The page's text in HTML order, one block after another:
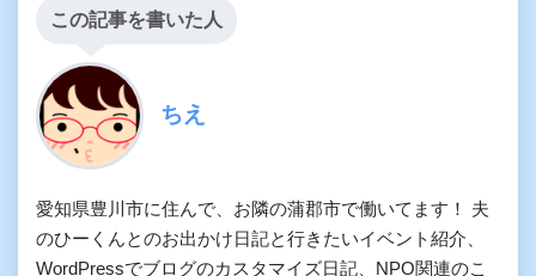
この記事を書いた人
ちえ
愛知県豊川市に住んで、お隣の蒲郡市で働いてます！ 夫
のひーくんとのお出かけ日記と行きたいイベント紹介、
WordPressでブログのカスタマイズ日記、NPO関連のこ